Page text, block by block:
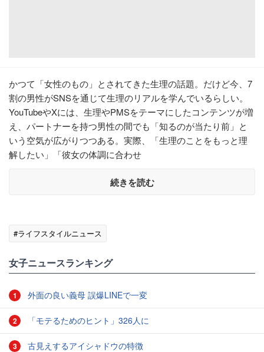
かつて「女性のもの」とされてきた生理の話題。だけど今、7
割の男性がSNSを通じて生理のリアルを学んでいるらしい。
YouTubeやXには、生理やPMSをテーマにしたコンテンツが増
え、パートナーを持つ男性の間でも「知るのが当たり前」と
いう空気が広がりつつある。実際、「生理のことをもっと理
解したい」「彼女の体調に合わせ
続きを読む
#ライフスタイルニュース
女子ニュースランキング
1 外面の良い義母 誤爆LINEで一変
2 「モテるためのヒント」326人に
3 古見えするアイシャドウの特徴